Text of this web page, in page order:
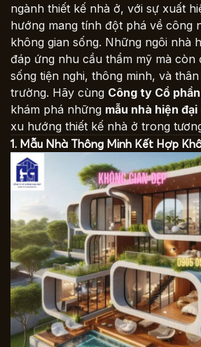
ngành thiết kế nhà ở, với sự xuất
hướng mang tính đột phá về công
không gian sống. Những ngôi nhà
đáp ứng nhu cầu thẩm mỹ mà còn
sống tiện nghi, thông minh, và
trường. Hãy cùng Công ty Cổ
khám phá những mẫu nhà hiện
xu hướng thiết kế nhà ở trong
1. Mẫu Nhà Thông Minh Kết Hợp